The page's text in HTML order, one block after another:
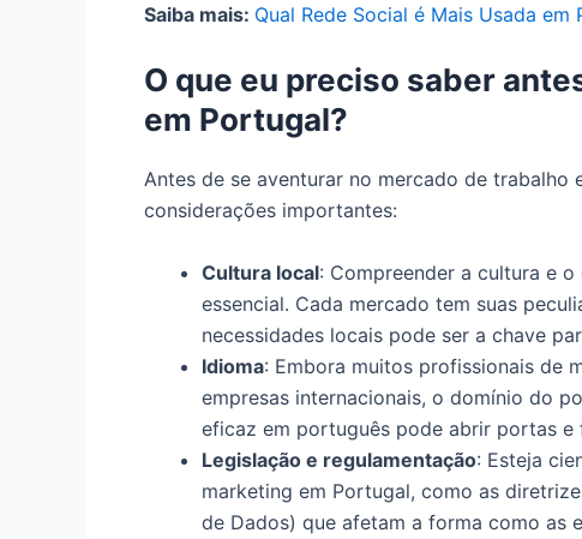
Saiba mais: Qual Rede Social é Mais Usada em
O que eu preciso saber
em Portugal?
Antes de se aventurar no mercado de
considerações importantes:
Cultura local: Compreender a cultura e
essencial. Cada mercado tem suas
necessidades locais pode ser a chave
Idioma: Embora muitos profissionais de
empresas internacionais, o domínio do
eficaz em português pode abrir portas
Legislação e regulamentação: Esteja
marketing em Portugal, como as
de Dados) que afetam a forma como as